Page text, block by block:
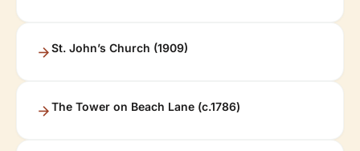
St. John’s Church (1909)
The Tower on Beach Lane (c.1786)